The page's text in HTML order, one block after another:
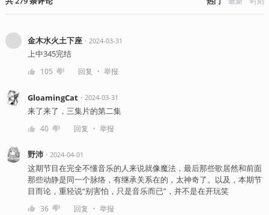
金木水火土下座・ 2024-03-31
上中345完结
105 回复 ・ 举报
GloamingCat・ 2024-03-31
来了来了，三集片的第二集
40 回复 ・ 举报
野沛・ 2024-04-01
这期节目在完全不懂音乐的人来说就像魔法，最后那些歌居然和前面
那些动静是同一个脉络，有继承关系在的，太神奇了。以及，本期节
目而论，重轻说“别害怕，只是音乐而已”，并不是在开玩笑
36 回复 ・ 举报